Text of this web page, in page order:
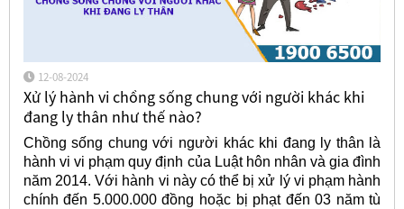
12-08-2024
Xử lý hành vi chồng sống chung với người khác khi
đang ly thân như thế nào?
Chồng sống chung với người khác khi đang ly thân là
hành vi vi phạm quy định của Luật hôn nhân và gia đình
năm 2014. Với hành vi này có thể bị xử lý vi phạm hành
chính đến 5.000.000 đồng hoặc bị phạt đến 03 năm tù